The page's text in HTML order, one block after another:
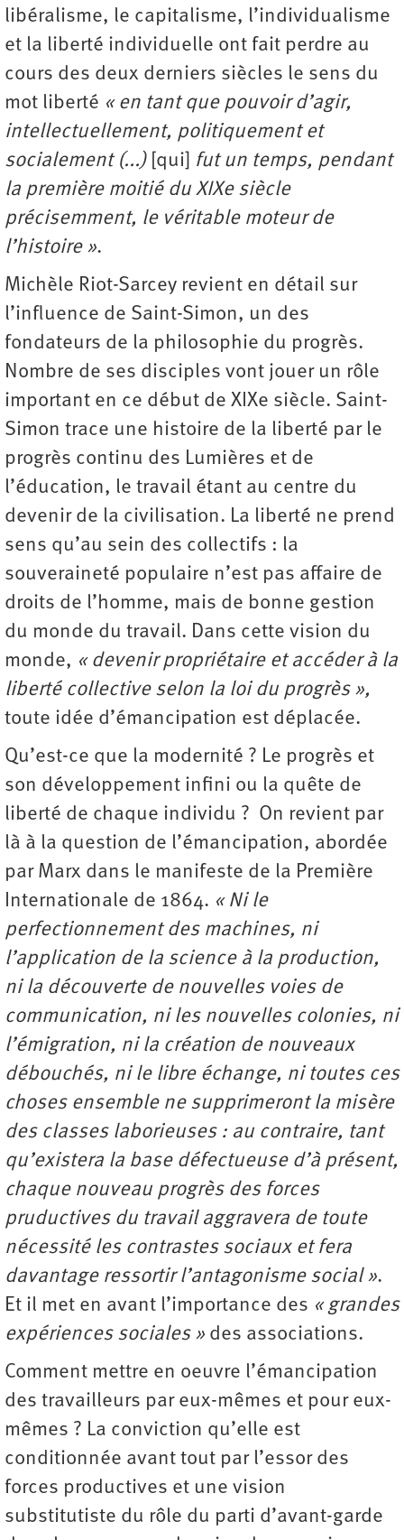
libéralisme, le capitalisme, l’individualisme
et la liberté individuelle ont fait perdre au
cours des deux derniers siècles le sens du
mot liberté « en tant que pouvoir d’agir,
intellectuellement, politiquement et
socialement (...) [qui]
fut un temps, pendant
la première moitié du XIXe siècle
précisemment, le véritable moteur de
l’histoire ».
Michèle Riot-Sarcey revient en détail sur
l’influence de Saint-Simon, un des
fondateurs de la philosophie du progrès.
Nombre de ses disciples vont jouer un rôle
important en ce début de XIXe siècle. Saint-
Simon trace une histoire de la liberté par le
progrès continu des Lumières et de
l’éducation, le travail étant au centre du
devenir de la civilisation. La liberté ne prend
sens qu’au sein des collectifs : la
souveraineté populaire n’est pas affaire de
droits de l’homme, mais de bonne gestion
du monde du travail. Dans cette vision du
monde, « devenir propriétaire et accéder à la
liberté collective selon la loi du progrès »,
toute idée d’émancipation est déplacée.
Qu’est-ce que la modernité ? Le progrès et
son développement infini ou la quête de
liberté de chaque individu ? On revient par
là à la question de l’émancipation, abordée
par Marx dans le manifeste de la Première
Internationale de 1864. « Ni le
perfectionnement des machines, ni
l’application de la science à la production,
ni la découverte de nouvelles voies de
communication, ni les nouvelles colonies, ni
l’émigration, ni la création de nouveaux
débouchés, ni le libre échange, ni toutes ces
choses ensemble ne supprimeront la misère
des classes laborieuses : au contraire, tant
qu’existera la base défectueuse d’à présent,
chaque nouveau progrès des forces
pruductives du travail aggravera de toute
nécessité les contrastes sociaux et fera
davantage ressortir l’antagonisme social ».
Et il met en avant l’importance des « grandes
expériences sociales » des associations.
Comment mettre en oeuvre l’émancipation
des travailleurs par eux-mêmes et pour eux-
mêmes ? La conviction qu’elle est
conditionnée avant tout par l’essor des
forces productives et une vision
substitutiste du rôle du parti d’avant-garde